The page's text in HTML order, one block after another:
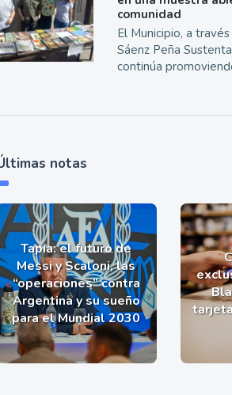
comunidad
El Municipio, a
Sáenz Peña
continúa
notas
Tapia: el futuro de
Messi y Scaloni, las
“operaciones” contra
Argentina y su sueño
para el Mundial 2030